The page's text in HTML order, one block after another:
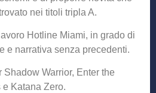
nei titoli tripla A.
Hotline Miami, in grado di
e narrativa senza precedenti.
Shadow Warrior, Enter the
e Katana Zero.